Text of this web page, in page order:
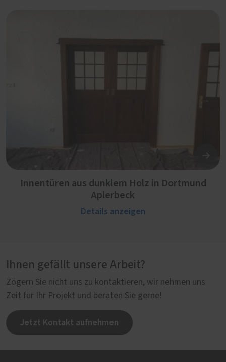
Innentüren aus dunklem Holz in Dortmund
Aplerbeck
Details anzeigen
Ihnen gefällt unsere Arbeit?
Zögern Sie nicht uns zu kontaktieren, wir nehmen uns
Zeit für Ihr Projekt und beraten Sie gerne!
Jetzt Kontakt aufnehmen